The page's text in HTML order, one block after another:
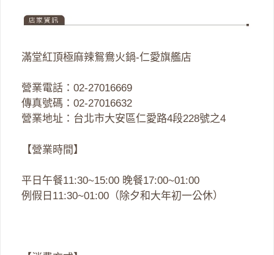
滿堂紅頂極麻辣鴛鴦火鍋-仁愛旗艦店
營業電話：02-27016669
傳真號碼：02-27016632
營業地址：台北市大安區仁愛路4段228號之4
【營業時間】
平日午餐11:30~15:00 晚餐17:00~01:00
例假日11:30~01:00（除夕和大年初一公休）